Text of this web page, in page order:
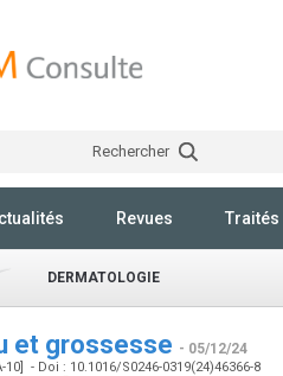
Rechercher
Revues Traités
DERMATOLOGIE
et grossesse - 05/12/24
10] - Doi : 10.1016/S0246-0319(24)46366-8